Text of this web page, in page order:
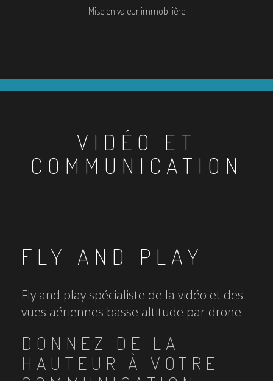
Mise en valeur immobilière
VIDÉO ET
COMMUNICATION
FLY AND PLAY
Fly and play spécialiste de la vidéo et des
vues aériennes basse altitude par drone.
DONNEZ DE LA
HAUTEUR À VOTRE